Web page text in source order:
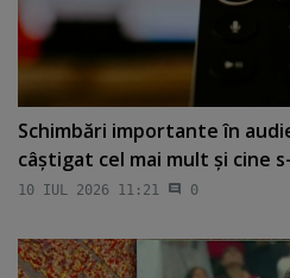
Schimbări importante în
câştigat cel mai mult şi cine
10 IUL 2026 11:21 0